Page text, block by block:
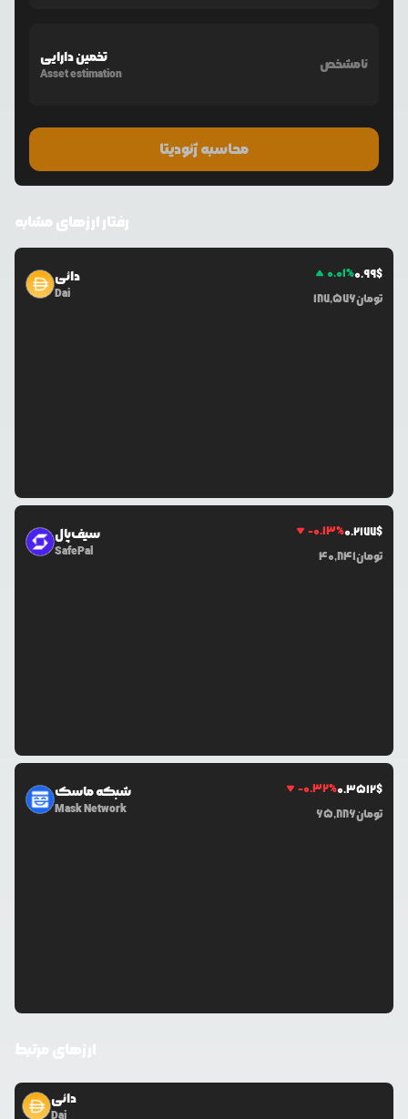
تخمین دارایی
Asset estimation
نامشخص
محاسبه ژئودیتا
رفتار ارزهای مشابه
دائی
Dai
0.01%0.99$
187,576تومان
سیف‌پال
SafePal
-0.13%0.2177$
40,841تومان
شبکه ماسک
Mask Network
-0.32%0.3512$
65,886تومان
دائی
Dai